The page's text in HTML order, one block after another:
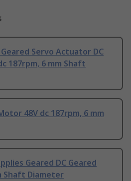
Servo Actuator DC
187rpm, 6 mm Shaft
48V dc 187rpm, 6 mm
Geared DC Geared
Shaft Diameter